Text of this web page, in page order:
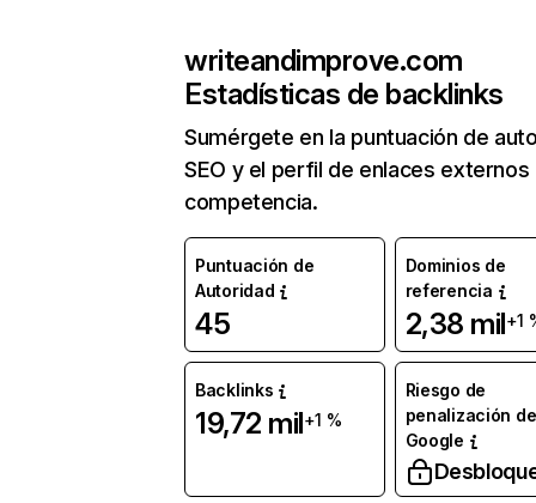
writeandimprove.com
Estadísticas de backlinks
Sumérgete en la puntuación de
SEO y el perfil de enlaces externos
competencia.
Puntuación de
Autoridad
45
Dominios de
referencia
2,38 mil+1
Backlinks
19,72 mil+1 %
Riesgo de
penalización de
Google